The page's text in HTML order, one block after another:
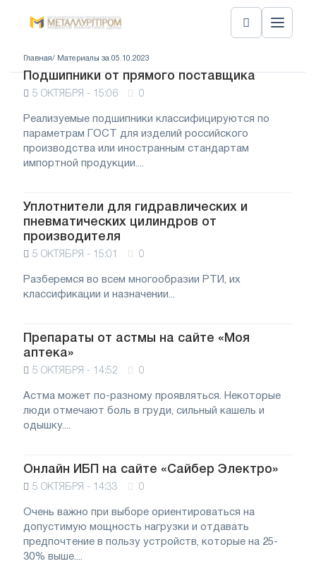
Главная/ Материалы за 05.10.2023
Подшипники от прямого поставщика
5 ОКТЯБРЯ - 15:06 0
Реализуемые подшипники классифицируются по
параметрам ГОСТ для изделий российского
производства или иностранным стандартам
импортной продукции....
Уплотнители для гидравлических и
пневматических цилиндров от
производителя
5 ОКТЯБРЯ - 15:01 0
Разберемся во всем многообразии РТИ, их
классификации и назначении...
Препараты от астмы на сайте «Моя
аптека»
5 ОКТЯБРЯ - 14:52 0
Астма может по-разному проявляться. Некоторые
люди отмечают боль в груди, сильный кашель и
одышку....
Онлайн ИБП на сайте «Сайбер Электро»
5 ОКТЯБРЯ - 14:33 0
Очень важно при выборе ориентироваться на
допустимую мощность нагрузки и отдавать
предпочтение в пользу устройств, которые на 25-
30% выше....